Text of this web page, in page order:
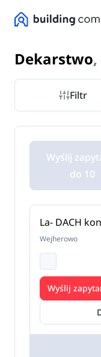
Dekarstwo
Filtr
Wyślij
do 10
La- DACH
Wejherowo
Wyślij